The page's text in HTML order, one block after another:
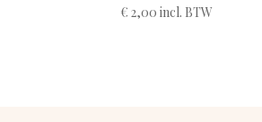
€ 2,00 incl. BTW